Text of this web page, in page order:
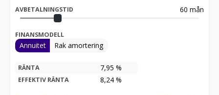
AVBETALNINGSTID 60 mån
FINANSMODELL
Annuitet Rak amortering
RÄNTA 7,95 %
EFFEKTIV RÄNTA 8,24 %